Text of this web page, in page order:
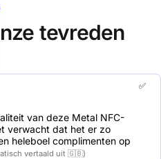
is ingebed in de kaart om
en vocht. NFC-kaarten
worden
19,5% korting
30,5% korting
41,5% korting
50,4% korting
56,2% korting
69,9% korting
73,1% korting
cards: 74,4% korting
tevreden
✅
van deze Metal NFC-
verwacht dat het er zo
heleboel complimenten op
vertaald uit 🇬🇧)